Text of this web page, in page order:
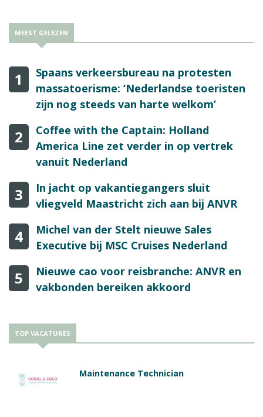
MEEST GELEZEN
1
Spaans verkeersbureau na protesten
massatoerisme: ‘Nederlandse toeristen
zijn nog steeds van harte welkom’
2
Coffee with the Captain: Holland
America Line zet verder in op vertrek
vanuit Nederland
3
In jacht op vakantiegangers sluit
vliegveld Maastricht zich aan bij ANVR
4
Michel van der Stelt nieuwe Sales
Executive bij MSC Cruises Nederland
5
Nieuwe cao voor reisbranche: ANVR en
vakbonden bereiken akkoord
TOP VACATURES
Maintenance Technician